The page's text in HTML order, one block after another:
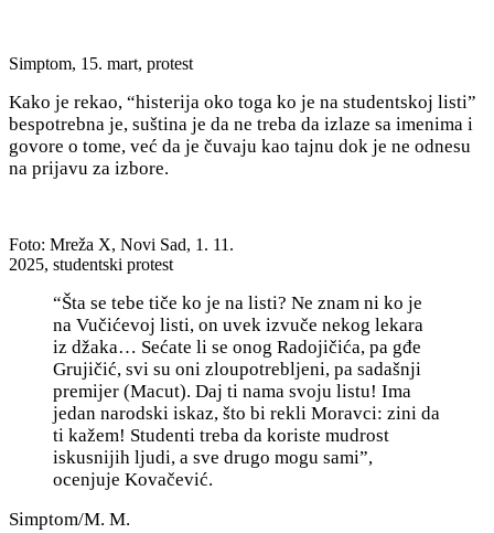
Simptom, 15. mart, protest
Kako je rekao, “histerija oko toga ko je na studentskoj listi”
bespotrebna je, suština je da ne treba da izlaze sa imenima i
govore o tome, već da je čuvaju kao tajnu dok je ne odnesu
na prijavu za izbore.
Foto: Mreža X, Novi Sad, 1. 11.
2025, studentski protest
“Šta se tebe tiče ko je na listi? Ne znam ni ko je
na Vučićevoj listi, on uvek izvuče nekog lekara
iz džaka… Sećate li se onog Radojičića, pa gđe
Grujičić, svi su oni zloupotrebljeni, pa sadašnji
premijer (Macut). Daj ti nama svoju listu! Ima
jedan narodski iskaz, što bi rekli Moravci: zini da
ti kažem! Studenti treba da koriste mudrost
iskusnijih ljudi, a sve drugo mogu sami”,
ocenjuje Kovačević.
Simptom/M. M.